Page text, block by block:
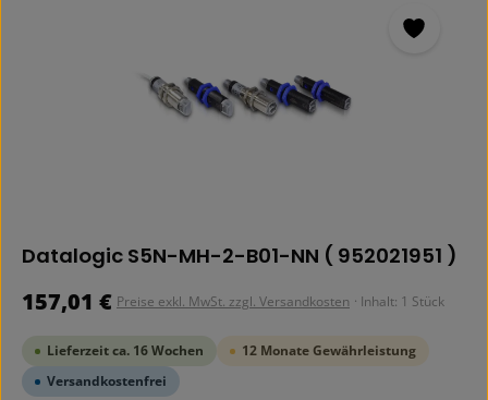
Datalogic S5N-MH-2-B01-NN ( 952021951 )
Regulärer Preis:
157,01 € Preise exkl. MwSt. zzgl. Versandkosten · Inhalt: 1 Stück
Lieferzeit ca. 16 Wochen
12 Monate Gewährleistung
Versandkostenfrei